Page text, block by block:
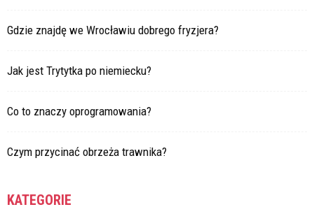
Gdzie znajdę we Wrocławiu dobrego fryzjera?
Jak jest Trytytka po niemiecku?
Co to znaczy oprogramowania?
Czym przycinać obrzeża trawnika?
KATEGORIE